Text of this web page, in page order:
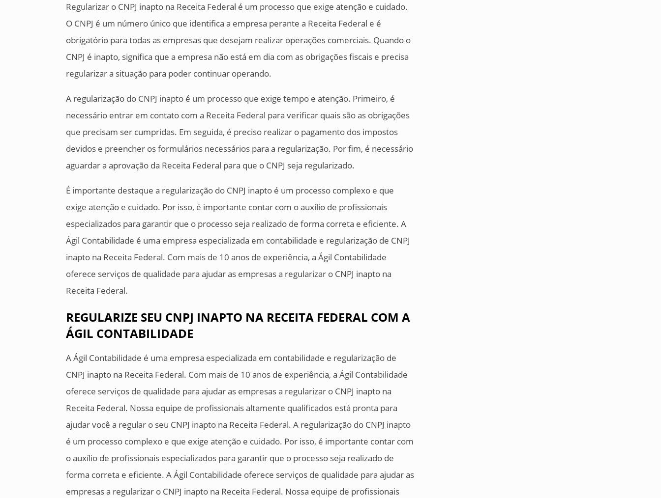
Regularizar o CNPJ inapto na Receita Federal é um processo que exige atenção e cuidado.
O CNPJ é um número único que identifica a empresa perante a Receita Federal e é
obrigatório para todas as empresas que desejam realizar operações comerciais. Quando o
CNPJ é inapto, significa que a empresa não está em dia com as obrigações fiscais e precisa
regularizar a situação para poder continuar operando.
A regularização do CNPJ inapto é um processo que exige tempo e atenção. Primeiro, é
necessário entrar em contato com a Receita Federal para verificar quais são as obrigações
que precisam ser cumpridas. Em seguida, é preciso realizar o pagamento dos impostos
devidos e preencher os formulários necessários para a regularização. Por fim, é necessário
aguardar a aprovação da Receita Federal para que o CNPJ seja regularizado.
É importante destaque a regularização do CNPJ inapto é um processo complexo e que
exige atenção e cuidado. Por isso, é importante contar com o auxílio de profissionais
especializados para garantir que o processo seja realizado de forma correta e eficiente. A
Ágil Contabilidade é uma empresa especializada em contabilidade e regularização de CNPJ
inapto na Receita Federal. Com mais de 10 anos de experiência, a Ágil Contabilidade
oferece serviços de qualidade para ajudar as empresas a regularizar o CNPJ inapto na
Receita Federal.
REGULARIZE SEU CNPJ INAPTO NA RECEITA FEDERAL COM A
ÁGIL CONTABILIDADE
A Ágil Contabilidade é uma empresa especializada em contabilidade e regularização de
CNPJ inapto na Receita Federal. Com mais de 10 anos de experiência, a Ágil Contabilidade
oferece serviços de qualidade para ajudar as empresas a regularizar o CNPJ inapto na
Receita Federal. Nossa equipe de profissionais altamente qualificados está pronta para
ajudar você a regular o seu CNPJ inapto na Receita Federal. A regularização do CNPJ inapto
é um processo complexo e que exige atenção e cuidado. Por isso, é importante contar com
o auxílio de profissionais especializados para garantir que o processo seja realizado de
forma correta e eficiente. A Ágil Contabilidade oferece serviços de qualidade para ajudar as
empresas a regularizar o CNPJ inapto na Receita Federal. Nossa equipe de profissionais